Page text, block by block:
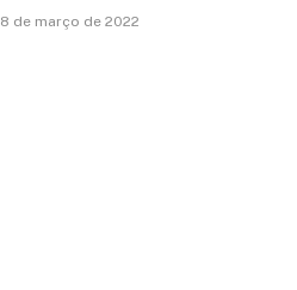
8 de março de 2022